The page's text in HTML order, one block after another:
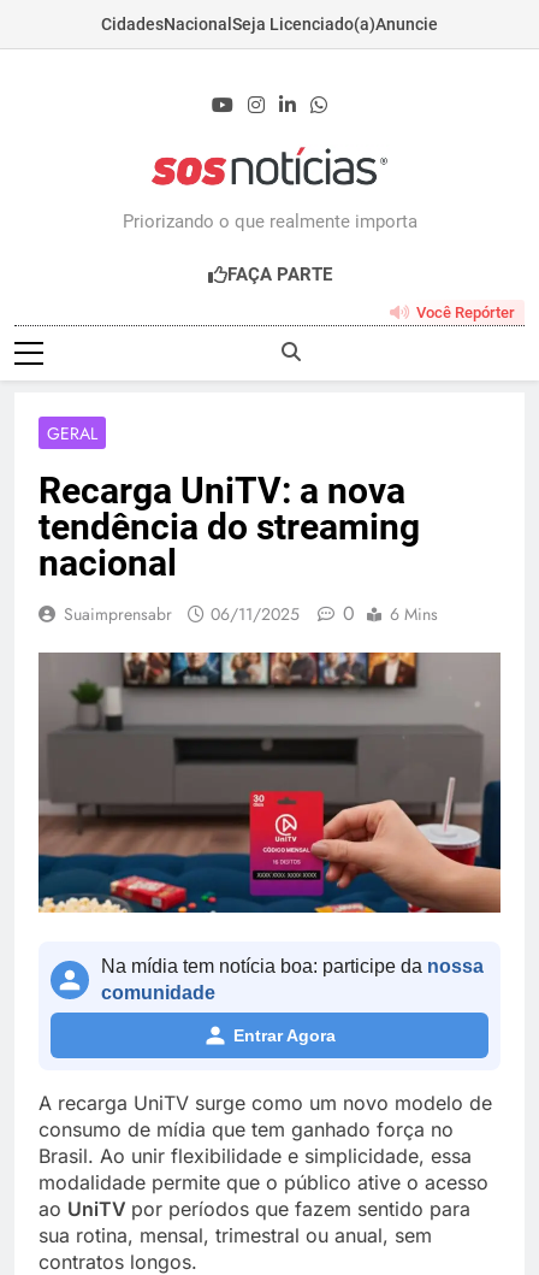
CidadesNacional Seja Licenciado(a)Anuncie
Priorizando o que realmente importa
FAÇA PARTE
Você Repórter
GERAL
Recarga UniTV: a nova
tendência do streaming
nacional
Suaimprensabr 06/11/2025 0 6 Mins
Na mídia tem notícia boa: participe da nossa
comunidade
Entrar Agora
A recarga UniTV surge como um novo modelo de
consumo de mídia que tem ganhado força no
Brasil. Ao unir flexibilidade e simplicidade, essa
modalidade permite que o público ative o acesso
ao UniTV por períodos que fazem sentido para
sua rotina, mensal, trimestral ou anual, sem
contratos longos.